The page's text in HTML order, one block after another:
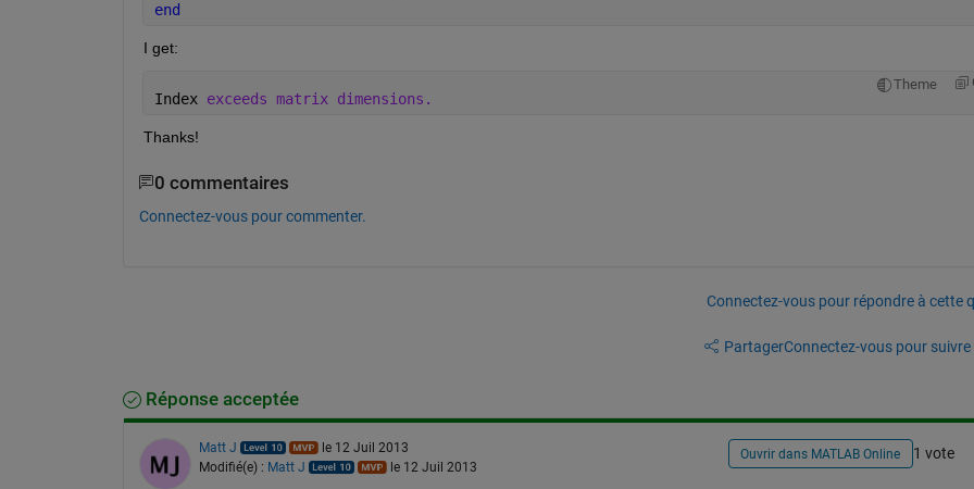
end
I get:
Theme
Index exceeds matrix dimensions.
Thanks!
0 commentaires
Connectez-vous pour commenter.
Connectez-vous pour répondre à cette
PartagerConnectez-vous pour suivre
Réponse acceptée
Matt J
le 12 Juil 2013
Modifié(e) : Matt J le 12 Juil 2013
Ouvrir dans MATLAB Online 1 vote